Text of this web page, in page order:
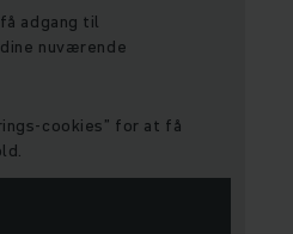
adgang til
nuværende
cookies” for at få